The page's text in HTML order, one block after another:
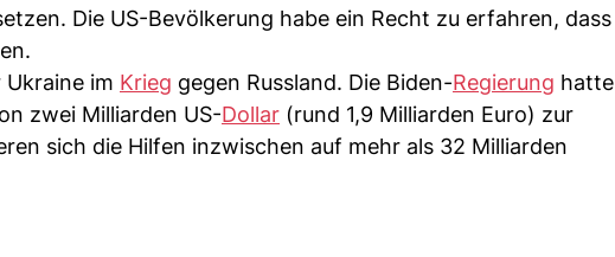
Die US-Bevölkerung habe ein Recht zu erfahren, dass
im Krieg gegen Russland. Die Biden-Regierung hatte
zwei Milliarden US-Dollar (rund 1,9 Milliarden Euro) zur
sich die Hilfen inzwischen auf mehr als 32 Milliarden